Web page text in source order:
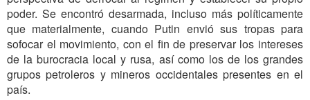
poder. Se encontró desarmada, incluso más políticamente
que materialmente, cuando Putin envió sus tropas para
sofocar el movimiento, con el fin de preservar los intereses
de la burocracia local y rusa, así como los de los grandes
grupos petroleros y mineros occidentales presentes en el
país.